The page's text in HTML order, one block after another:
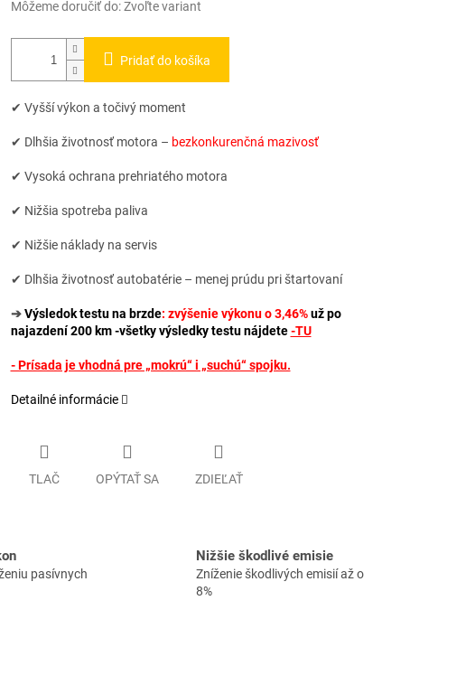
Môžeme doručiť do: Zvoľte variant
Pridať do košíka
✔ Vyšší výkon a točivý moment
✔ Dlhšia životnosť motora – bezkonkurenčná mazivosť
✔ Vysoká ochrana prehriatého motora
✔ Nižšia spotreba paliva
✔ Nižšie náklady na servis
✔ Dlhšia životnosť autobatérie – menej prúdu pri štartovaní
➔Výsledok testu na brzde: zvýšenie výkonu o 3,46%už po
najazdení 200 km -všetky výsledky testu nájdete -TU
- Prísada je vhodná pre „mokrú“ i „suchú“ spojku.
Detailné informácie
TLAČ OPÝTAŤ SA ZDIEĽAŤ
pasívnych
Nižšie škodlivé emisie
Zníženie škodlivých emisií až o
8%